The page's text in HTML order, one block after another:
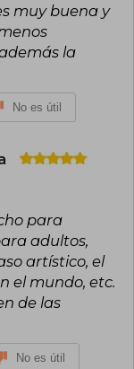
muy buena y
la
No es útil
para
adultos,
artístico, el
el mundo, etc.
de las
No es útil